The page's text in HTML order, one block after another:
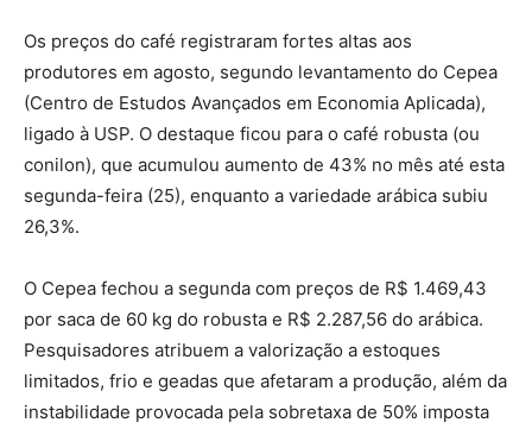
Os preços do café registraram fortes altas aos
produtores em agosto, segundo levantamento do Cepea
(Centro de Estudos Avançados em Economia Aplicada),
ligado à USP. O destaque ficou para o café robusta (ou
conilon), que acumulou aumento de 43% no mês até esta
segunda-feira (25), enquanto a variedade arábica subiu
26,3%.
O Cepea fechou a segunda com preços de R$ 1.469,43
por saca de 60 kg do robusta e R$ 2.287,56 do arábica.
Pesquisadores atribuem a valorização a estoques
limitados, frio e geadas que afetaram a produção, além da
instabilidade provocada pela sobretaxa de 50% imposta